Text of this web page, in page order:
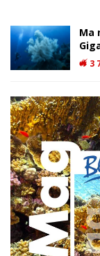
Ma
3